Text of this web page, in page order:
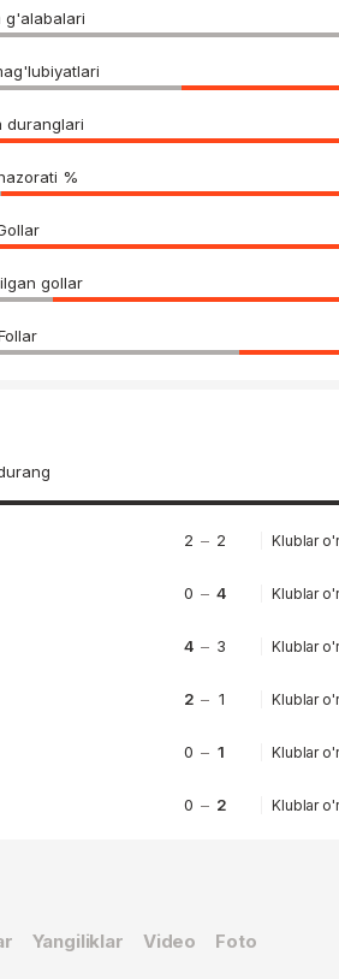
g'alabalari
duranglari
%
gollar
2 – 2 Klublar
0 – 4 Klublar
4 – 3 Klublar
2 – 1 Klublar
0 – 1 Klublar
0 – 2 Klublar
Yangiliklar Video Foto